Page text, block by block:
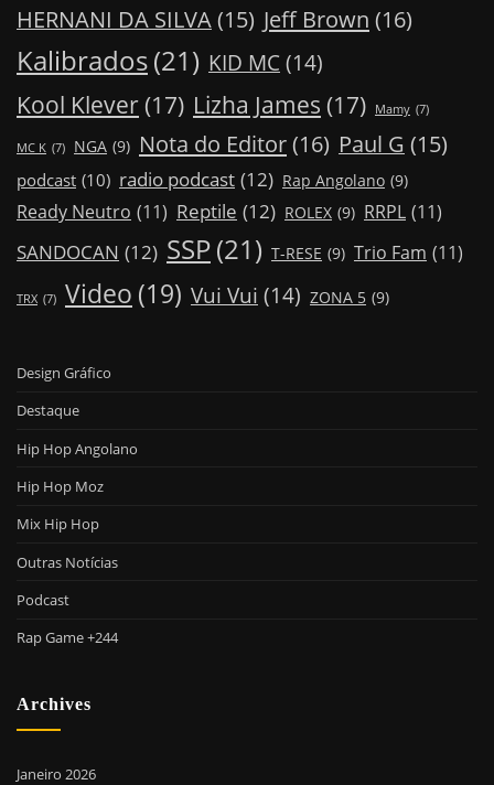
HERNANI DA SILVA(15) Jeff Brown (16)
Kalibrados(21) KID MC (14)
Kool Klever (17) Lizha James (17) Mamy (7)
MC K (7) NGA (9) Nota do Editor(16) Paul G (15)
podcast (10) radio podcast (12) Rap Angolano (9)
Ready Neutro (11) Reptile (12) ROLEX (9) RRPL (11)
SANDOCAN (12) SSP(21) T-RESE (9) Trio Fam (11)
TRX (7) Video (19) Vui Vui (14) ZONA 5 (9)
Design Gráfico
Destaque
Hip Hop Angolano
Hip Hop Moz
Mix Hip Hop
Outras Notícias
Podcast
Rap Game +244
Archives
Janeiro 2026